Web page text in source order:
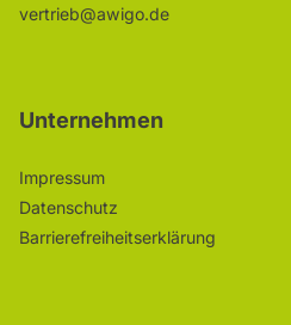
vertrieb@awigo.de
Unternehmen
Impressum
Datenschutz
Barrierefreiheitserklärung